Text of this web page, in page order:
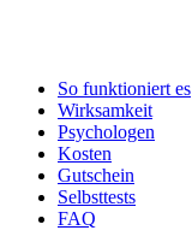
So funktioniert es
Wirksamkeit
Psychologen
Kosten
Gutschein
Selbsttests
FAQ